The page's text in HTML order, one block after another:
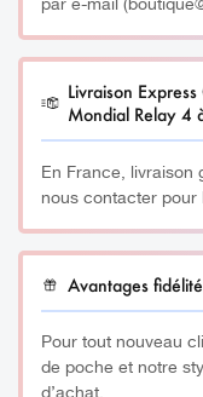
________
Fabrication
Chaque carillon
en France, au pied
Pyrénées. En effet,
comme une caisse
des 8 tiges
soudées à l’argent
exceptionnelle.
Livraison
Mondial Relay 4
En France, livraison
nous contacter pour
Avantages
Pour tout nouveau
de poche et notre